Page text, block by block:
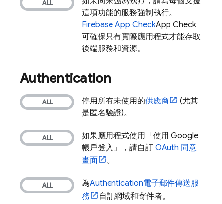
這項功能的服務強制執行。
Firebase App CheckApp Check
可確保只有實際應用程式才能存取
後端服務和資源。
Authentication
停用所有未使用的供應商
(尤其
是匿名驗證)。
如果應用程式使用「使用 Google
帳戶登入」，請自訂 OAuth 同意
畫面
。
為Authentication電子郵件傳送服
務
自訂網域和寄件者。